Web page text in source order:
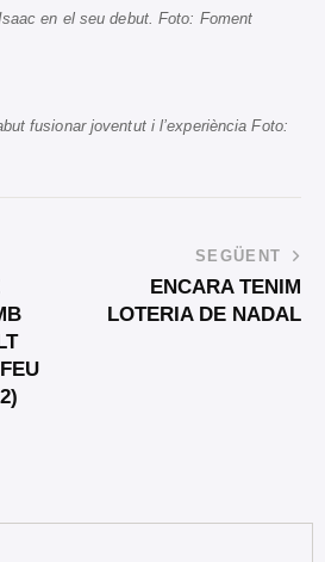
en el seu debut. Foto: Foment
fusionar joventut i l’experiència Foto:
SEGÜENT
ENCARA TENIM
LOTERIA DE NADAL